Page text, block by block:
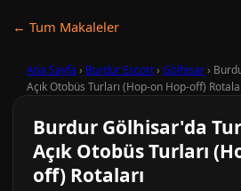
← Tum Makaleler
Ana Sayfa › Burdur Escort› Gölhisar›
Açık Otobüs Turları (Hop-on Hop-off)
Burdur Gölhisar'da
Açık Otobüs Turları
off) Rotaları